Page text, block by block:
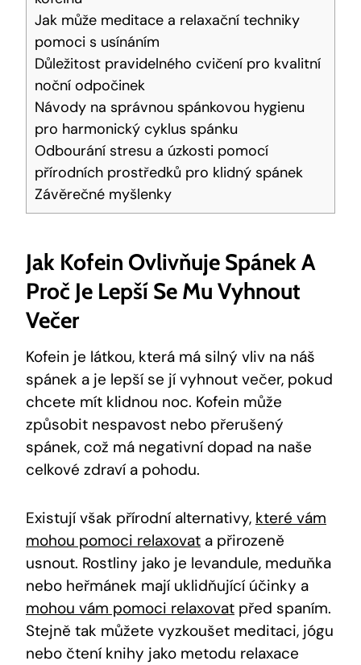
Jak může meditace a relaxační techniky
pomoci s usínáním
Důležitost pravidelného cvičení pro kvalitní
noční odpočinek
Návody na správnou spánkovou hygienu
pro harmonický cyklus spánku
Odbourání stresu a úzkosti pomocí
přírodních prostředků pro klidný spánek
Závěrečné myšlenky
Jak Kofein Ovlivňuje Spánek A
Proč Je Lepší Se Mu Vyhnout
Večer
Kofein je látkou, která má silný vliv na náš
spánek a je lepší se jí vyhnout večer, pokud
chcete mít klidnou noc. Kofein může
způsobit nespavost nebo přerušený
spánek, což má negativní dopad na naše
celkové zdraví a pohodu.
Existují však přírodní alternativy, které vám
mohou pomoci relaxovat a přirozeně
usnout. Rostliny jako je levandule, meduňka
nebo heřmánek mají uklidňující účinky a
mohou vám pomoci relaxovat před spaním.
Stejně tak můžete vyzkoušet meditaci, jógu
nebo čtení knihy jako metodu relaxace